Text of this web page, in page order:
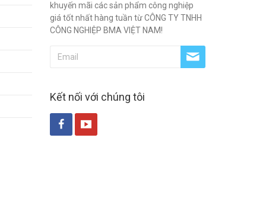
khuyến mãi các sản phẩm công nghiệp
giá tốt nhất hàng tuần từ CÔNG TY TNHH
CÔNG NGHIỆP BMA VIỆT NAM!
Kết nối với chúng tôi